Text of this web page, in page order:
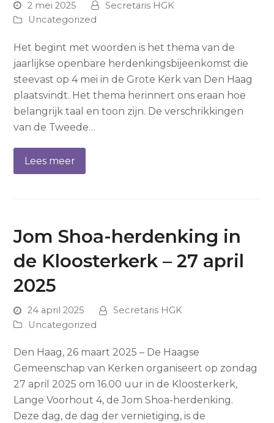
2 mei 2025
Secretaris HGK
Uncategorized
Het begint met woorden is het thema van de
jaarlijkse openbare herdenkingsbijeenkomst die
steevast op 4 mei in de Grote Kerk van Den Haag
plaatsvindt. Het thema herinnert ons eraan hoe
belangrijk taal en toon zijn. De verschrikkingen
van de Tweede…
Lees meer
Jom Shoa-herdenking in
de Kloosterkerk – 27 april
2025
24 april 2025
Secretaris HGK
Uncategorized
Den Haag, 26 maart 2025 – De Haagse
Gemeenschap van Kerken organiseert op zondag
27 april 2025 om 16.00 uur in de Kloosterkerk,
Lange Voorhout 4, de Jom Shoa-herdenking.
Deze dag, de dag der vernietiging, is de